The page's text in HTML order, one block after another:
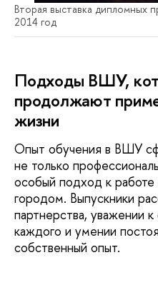
Вторая выставка дипломных
2014 год
Подходы ВШУ,
продолжают
жизни
Опыт обучения в ВШУ
не только
особый подход к
городом. Выпускники
партнерства, уважении
каждого и умении
собственный опыт.